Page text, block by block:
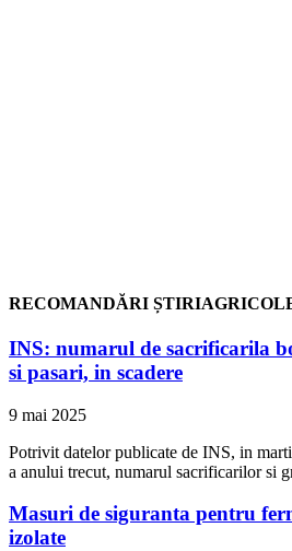
RECOMANDĂRI
INS: numarul de sacrificarila
si pasari, in scadere
9 mai 2025
Potrivit datelor publicate de INS, in
a anului trecut, numarul sacrificarilor si
Masuri de siguranta pentru
izolate